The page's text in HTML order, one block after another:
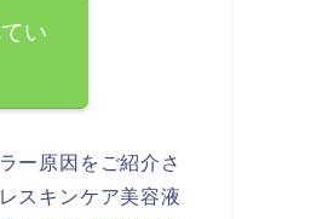
い
ー原因をご紹介さ
スキンケア美容液